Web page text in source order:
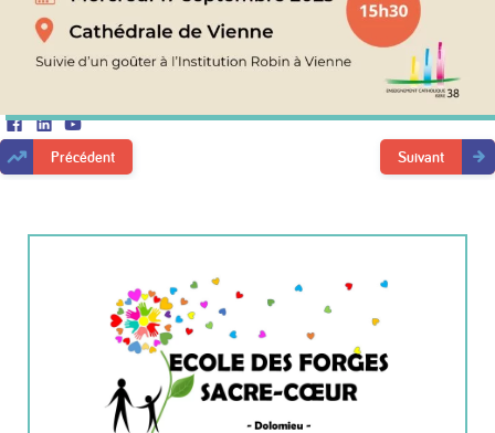
Facebook
LinkedInYoutube
Précédent Suivant